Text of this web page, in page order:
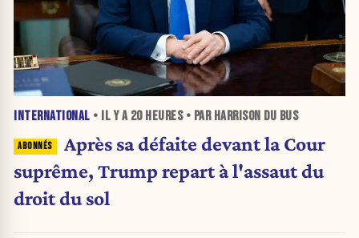
INTERNATIONAL • IL Y A 20 HEURES• PAR HARRISON DU BUS
Après sa défaite devant la Cour
suprême, Trump repart à l'assaut du
droit du sol